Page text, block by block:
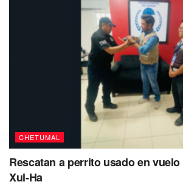
Oxtankah
CHETUMAL
Rescatan a perrito usado en
Xul-Ha